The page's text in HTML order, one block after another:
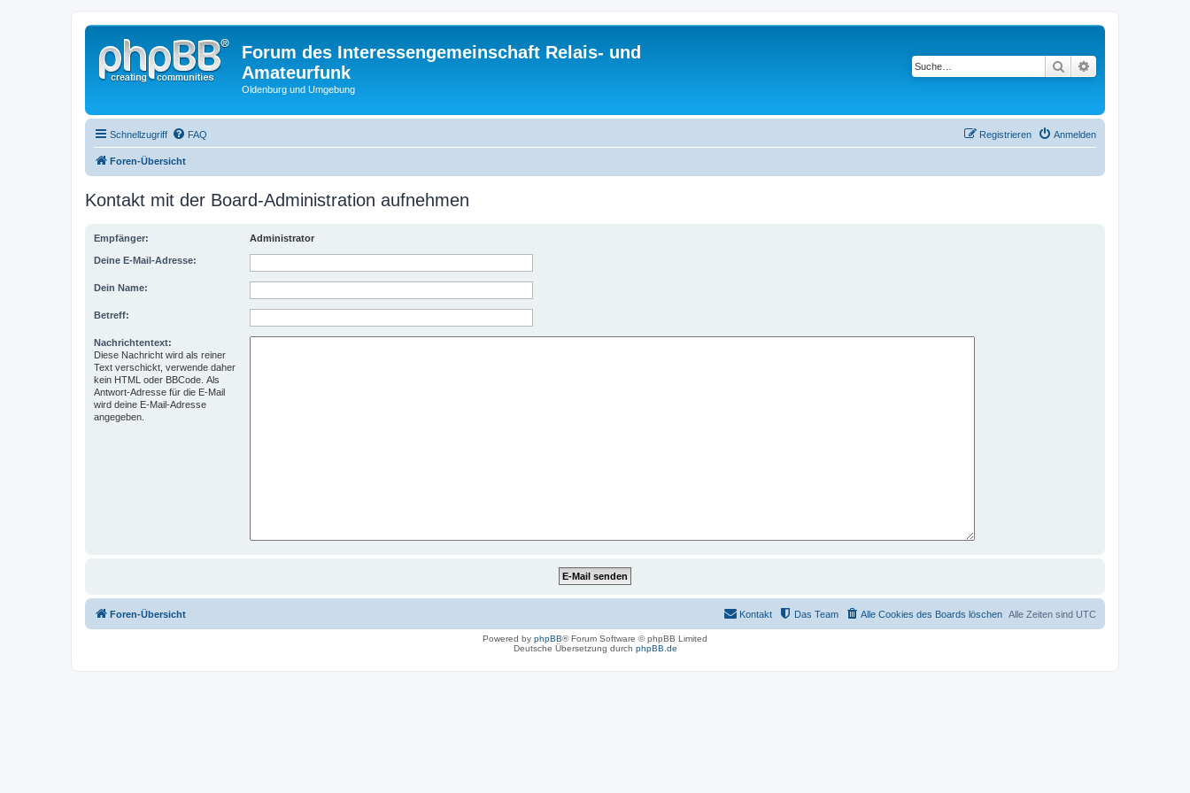
Forum des Interessengemeinschaft Relais- und
Amateurfunk
Oldenburg und Umgebung
Suche
Schnellzugriff FAQ Anmelden
Registrieren
Foren-Übersicht
Kontakt mit der Board-Administration aufnehmen
Empfänger: Administrator
Deine E-Mail-Adresse:
Dein Name:
Betreff:
Nachrichtentext:
Diese Nachricht wird als reiner
Text verschickt, verwende daher
kein HTML oder BBCode. Als
Antwort-Adresse für die E-Mail
wird deine E-Mail-Adresse
angegeben.
Foren-Übersicht Alle Zeiten sind UTC
Alle Cookies des Boards löschen
Das Team
Kontakt
Powered by phpBB® Forum Software © phpBB Limited
Deutsche Übersetzung durch phpBB.de